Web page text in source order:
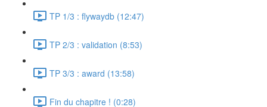
TP 1/3 : flywaydb (12:47)
TP 2/3 : validation (8:53)
TP 3/3 : award (13:58)
Fin du chapitre ! (0:28)